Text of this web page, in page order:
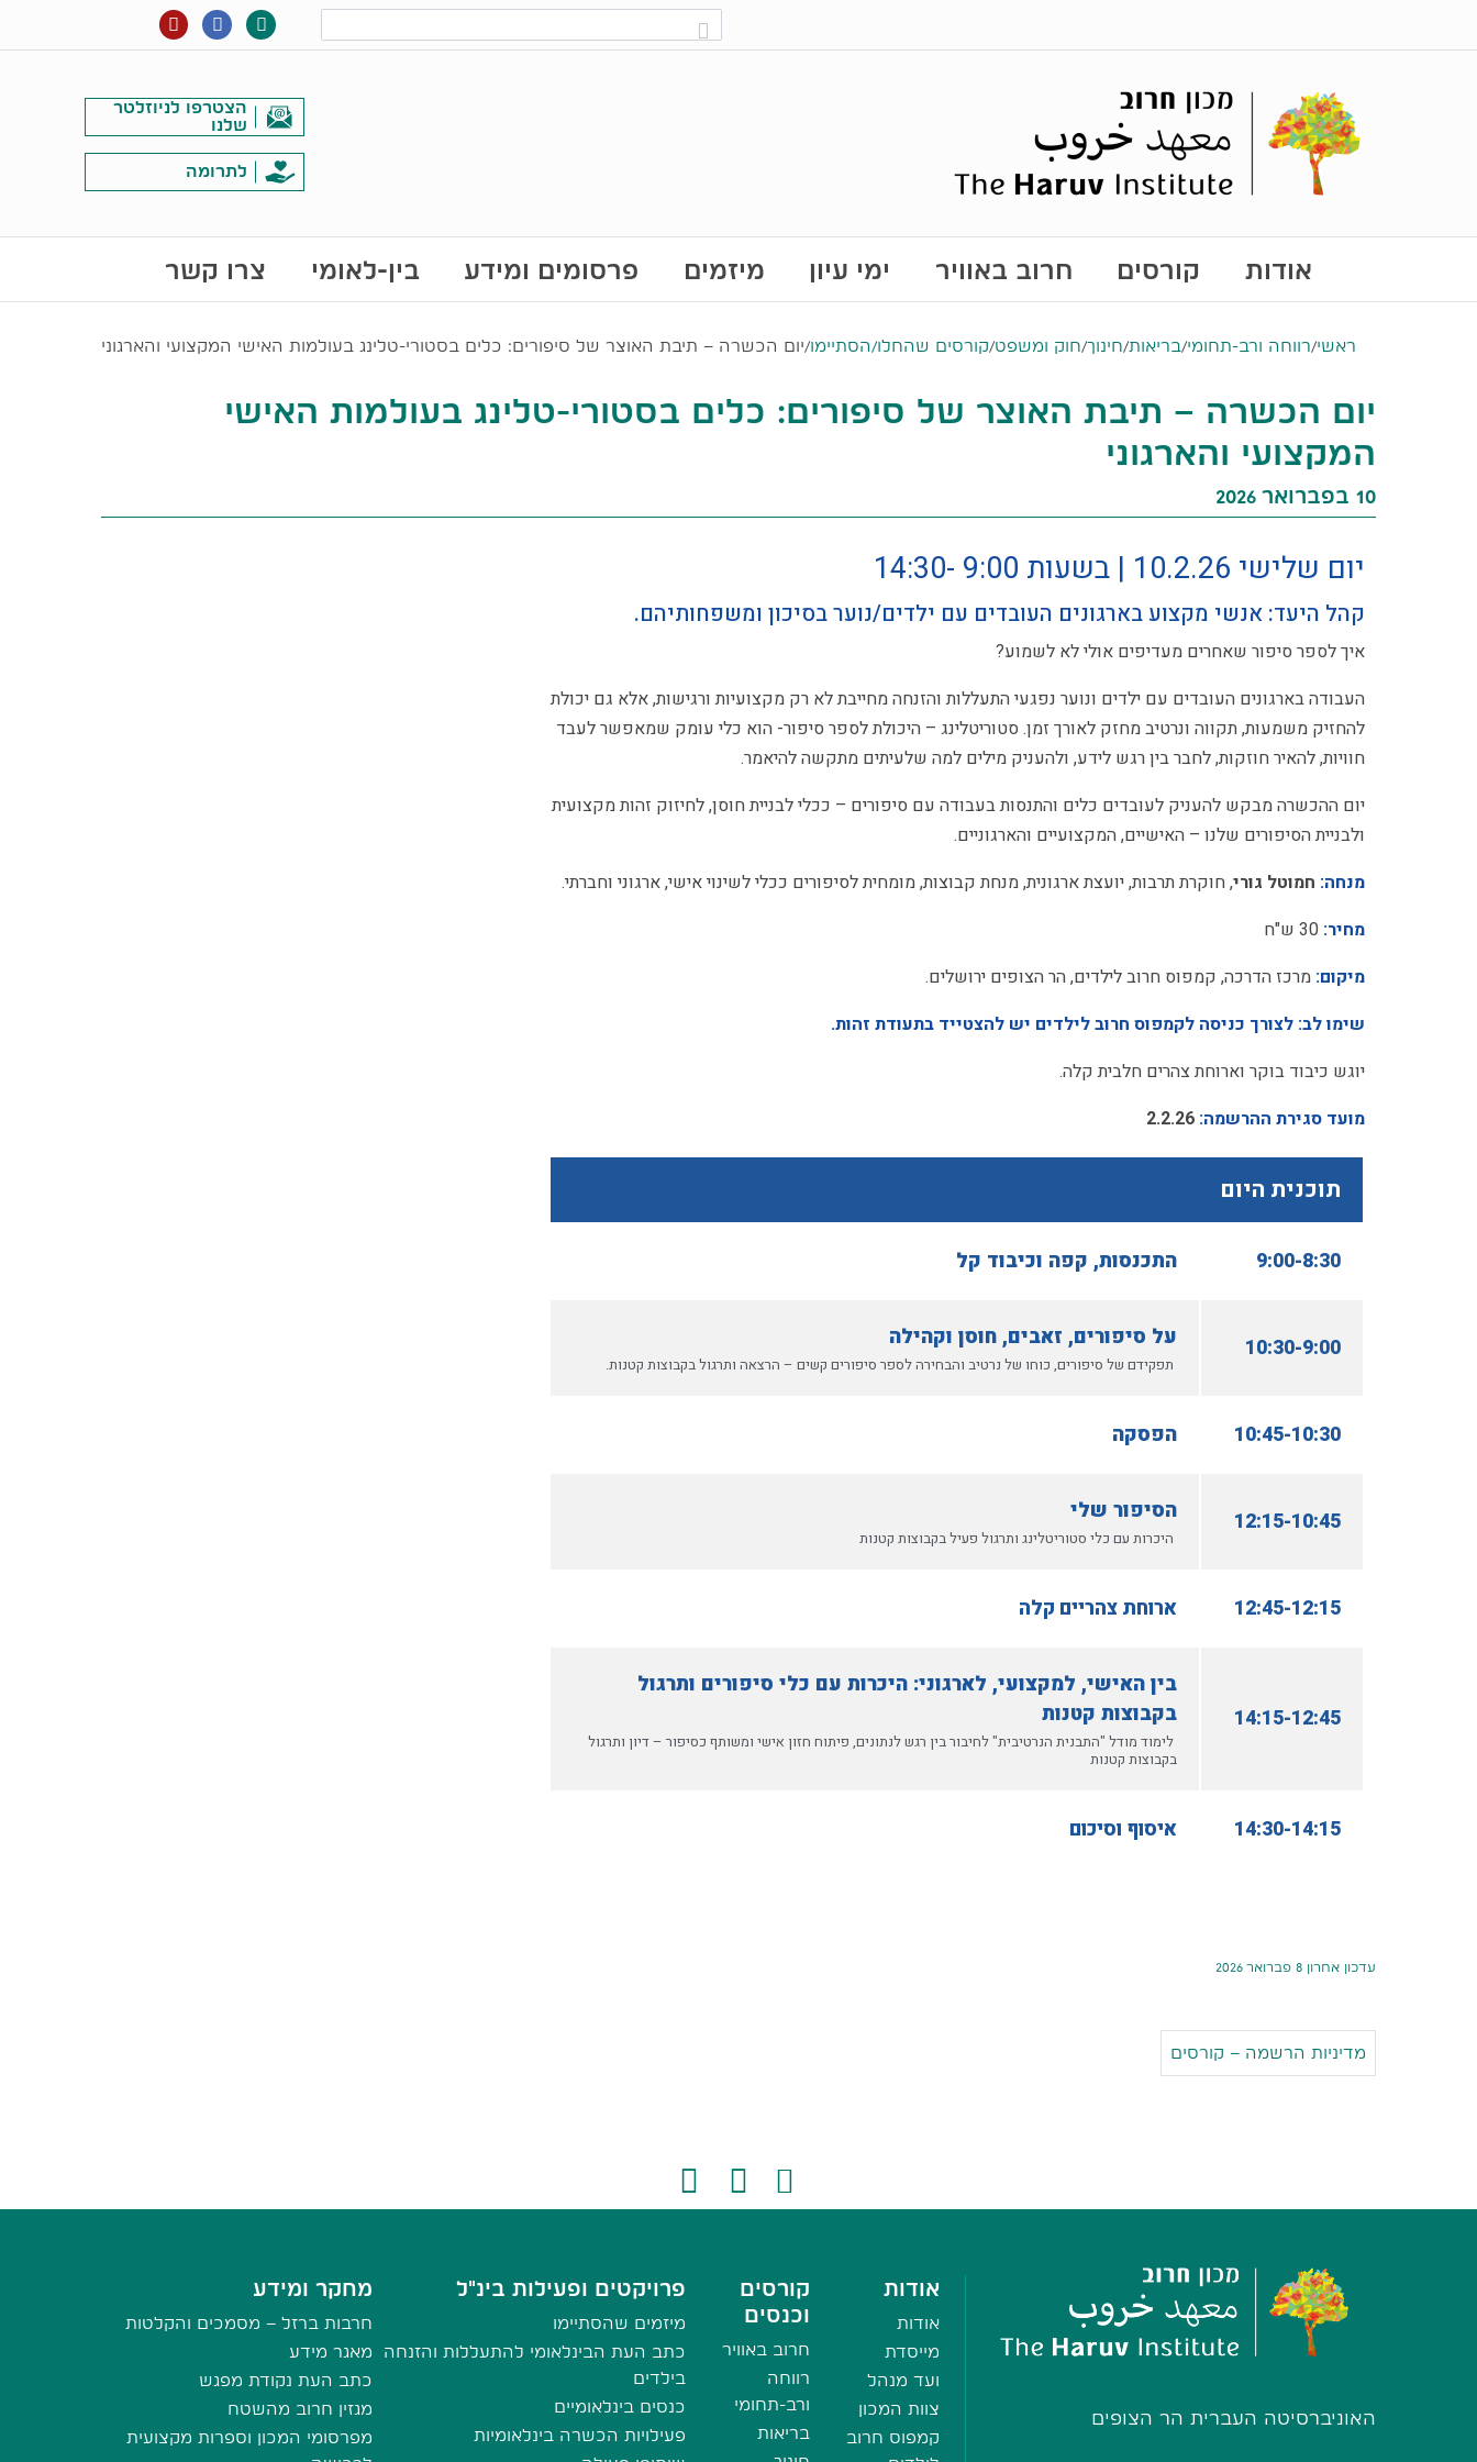
הצטרפו לניוזלטר
שלנו
לתרומה
אודות קורסים חרוב באוויר ימי עיון מיזמים פרסומים ומידע בין-לאומי צרו קשר
ראשי/רווחה ורב-תחומי/בריאות/חינוך/חוק ומשפט/קורסים שהחלו/הסתיימו/יום הכשרה – תיבת האוצר של סיפורים: כלים בסטורי-טלינג בעולמות האישי המקצועי והארגוני
יום הכשרה – תיבת האוצר של סיפורים: כלים בסטורי-טלינג בעולמות האישי
המקצועי והארגוני
10 בפברואר 2026
יום שלישי 10.2.26 | בשעות 9:00 -14:30
קהל היעד: אנשי מקצוע בארגונים העובדים עם ילדים/נוער בסיכון ומשפחותיהם.
איך לספר סיפור שאחרים מעדיפים אולי לא לשמוע?
העבודה בארגונים העובדים עם ילדים ונוער נפגעי התעללות והזנחה מחייבת לא רק מקצועיות ורגישות, אלא גם יכולת
להחזיק משמעות, תקווה ונרטיב מחזק לאורך זמן. סטוריטלינג – היכולת לספר סיפור- הוא כלי עומק שמאפשר לעבד
חוויות, להאיר חוזקות, לחבר בין רגש לידע, ולהעניק מילים למה שלעיתים מתקשה להיאמר.
יום ההכשרה מבקש להעניק לעובדים כלים והתנסות בעבודה עם סיפורים – ככלי לבניית חוסן, לחיזוק זהות מקצועית
ולבניית הסיפורים שלנו – האישיים, המקצועיים והארגוניים.
מנחה: חמוטל גורי, חוקרת תרבות, יועצת ארגונית, מנחת קבוצות, מומחית לסיפורים ככלי לשינוי אישי, ארגוני וחברתי.
מחיר:
מיקום: מרכז הדרכה, קמפוס חרוב לילדים, הר הצופים ירושלים.
שימו לב: לצורך כניסה לקמפוס חרוב לילדים יש להצטייד בתעודת זהות.
יוגש כיבוד בוקר וארוחת צהרים חלבית קלה.
מועד סגירת ההרשמה:
תוכנית היום
9:00-8:30 התכנסות, קפה וכיבוד קל
10:30-9:00 על סיפורים, זאבים, חוסן וקהילה
תפקידם של סיפורים, כוחו של נרטיב והבחירה לספר סיפורים קשים – הרצאה ותרגול בקבוצות קטנות.
10:45-10:30 הפסקה
12:15-10:45 הסיפור שלי
היכרות עם כלי סטוריטלינג ותרגול פעיל בקבוצות קטנות
12:45-12:15 ארוחת צהריים קלה
14:15-12:45
בין האישי, למקצועי, לארגוני: היכרות עם כלי סיפורים ותרגול
בקבוצות קטנות
לימוד מודל "התבנית הנרטיבית" לחיבור בין רגש לנתונים, פיתוח חזון אישי ומשותף כסיפור – דיון ותרגול
בקבוצות קטנות
14:30-14:15 איסוף וסיכום
עדכון אחרון 8 פברואר 2026
מדיניות הרשמה – קורסים
האוניברסיטה העברית הר הצופים
אודות
אודות
מייסדת
ועד מנהל
צוות המכון
קמפוס חרוב
קורסים
וכנסים
חרוב באוויר
רווחה
ורב-תחומי
בריאות
פרויקטים ופעילות בינ"ל
מיזמים שהסתיימו
כתב העת הבינלאומי להתעללות והזנחה
בילדים
כנסים בינלאומיים
פעילויות הכשרה בינלאומיות
מחקר ומידע
חרבות ברזל – מסמכים והקלטות
מאגר מידע
כתב העת נקודת מפגש
מגזין חרוב מהשטח
מפרסומי המכון וספרות מקצועית